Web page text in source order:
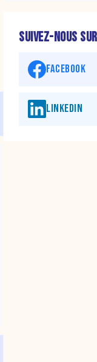
SUIVEZ-NOUS
FACEBOOK
LINKEDIN